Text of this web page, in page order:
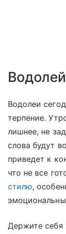
Водолей
Водолеи
терпение.
лишнее, не
слова будут
приведет к
что не все
стилю,
Держите себя